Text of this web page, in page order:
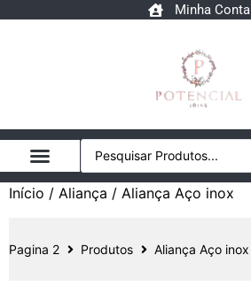
Minha Conta
Início / Aliança / Aliança Aço inox
Pagina 2 Produtos Aliança Aço inox